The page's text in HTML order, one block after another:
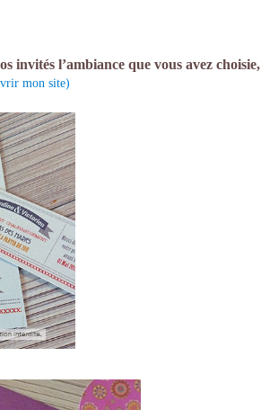
invités l’ambiance que vous avez choisie,
mon site)